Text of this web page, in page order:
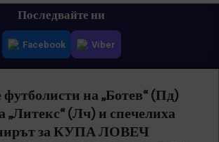
Последвайте ни
Facebook Viber
на „Ботев“ (Пд)
„Литекс“ (Лч) и спечелиха
за КУПА ЛОВЕЧ